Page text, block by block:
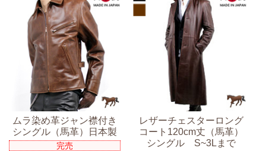
ムラ染め革ジャン襟付き
シングル（馬革）日本製
完売
レザーチェスターロング
コート120cm丈（馬革）
シングル S~3Lまで